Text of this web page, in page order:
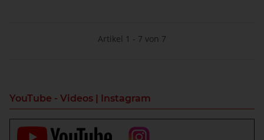
Artikel 1 - 7 von 7
YouTube - Videos | Instagram